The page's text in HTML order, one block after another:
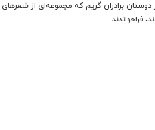
تاریخی شعرهای عامیانه آلمانی آشنا شدند. در سال ۱۸۰۵ م. دو تن از دوستان برادران گریم که مجموعه‌ای
فراخواندند.